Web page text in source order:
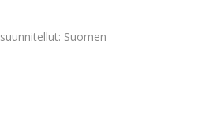
suunnitellut: Suomen